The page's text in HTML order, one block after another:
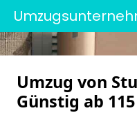
Umzug von
Günstig ab